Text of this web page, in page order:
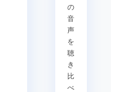
の
音
声
を
聴
き
比
べ